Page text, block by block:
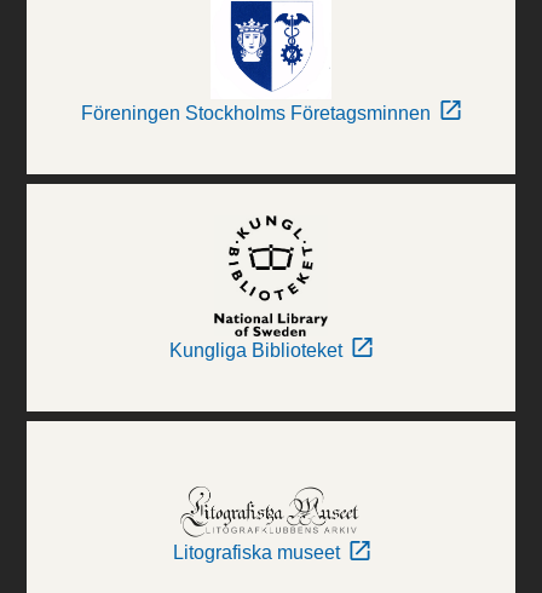
Föreningen Stockholms Företagsminnen
Kungliga Biblioteket
Litografiska museet